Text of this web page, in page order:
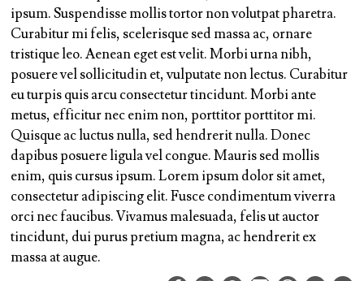
ipsum. Suspendisse mollis tortor non volutpat pharetra.
Curabitur mi felis, scelerisque sed massa ac, ornare
tristique leo. Aenean eget est velit. Morbi urna nibh,
posuere vel sollicitudin et, vulputate non lectus. Curabitur
eu turpis quis arcu consectetur tincidunt. Morbi ante
metus, efficitur nec enim non, porttitor porttitor mi.
Quisque ac luctus nulla, sed hendrerit nulla. Donec
dapibus posuere ligula vel congue. Mauris sed mollis
enim, quis cursus ipsum. Lorem ipsum dolor sit amet,
consectetur adipiscing elit. Fusce condimentum viverra
orci nec faucibus. Vivamus malesuada, felis ut auctor
tincidunt, dui purus pretium magna, ac hendrerit ex
massa at augue.